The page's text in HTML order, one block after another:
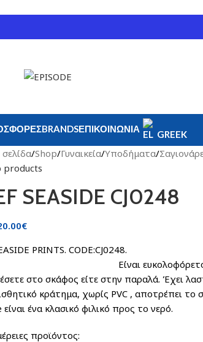
BRANDSΕΠΙΚΟΙΝΩΝΊΑ
GREEK
/Shop/Γυναικεία/Υποδήματα/
products
SEASIDE CJ0248
€
SEASIDE PRINTS.
ευκολοφόρετο και άνετο
στο σκάφος είτε στην παραλά. Έχει
κράτημα, χωρίς PVC , αποτρέπει το
είναι ένα κλασικό φιλικό προς το νερό.
προϊόντος: